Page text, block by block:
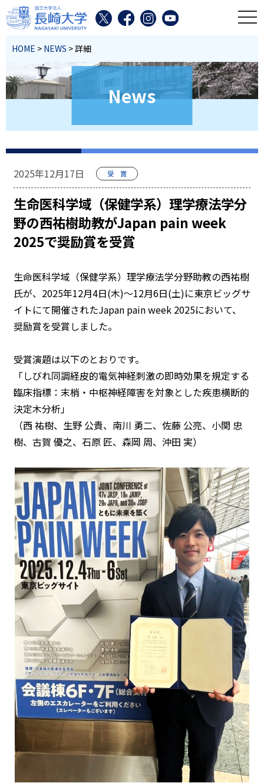
HOME > NEWS > 詳細
News
2025年12月17日 受 賞
生命医科学域（保健学系）理学療法学分
野の西祐樹助教がJapan pain week
2025で奨励賞を受賞
生命医科学域（保健学系）理学療法学分野助教の西祐樹
氏が、2025年12月4日(木)～12月6日(土)に東京ビッグサ
イトにて開催されたJapan pain week 2025において、
奨励賞を受賞しました。
受賞演題は以下のとおりです。
「しびれ同調経皮的電気神経刺激の即時効果を規定する
臨床指標：末梢・中枢神経障害を対象とした疾患横断的
決定木分析」
（西 祐樹、生野 公貴、南川 勇二、佐藤 公亮、小関 忠
樹、古賀 優之、石原 匠、森岡 周、沖田 実）